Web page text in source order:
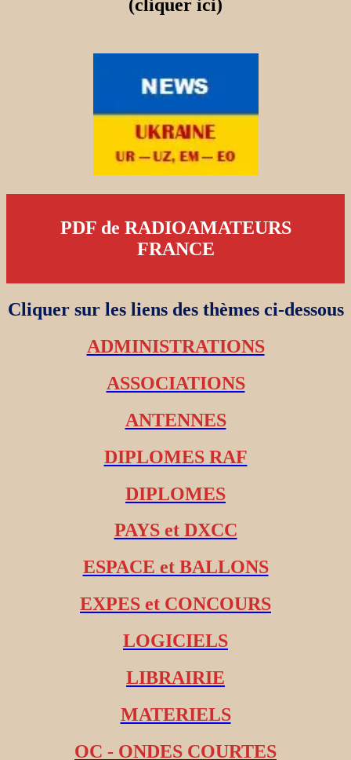
(cliquer ici)
PDF de RADIOAMATEURS
FRANCE
Cliquer sur les liens des thèmes ci-dessous
ADMINISTRATIONS
ASSOCIATIONS
ANTENNES
DIPLOMES RAF
DIPLOMES
PAYS et DXCC
ESPACE et BALLONS
EXPES et CONCOURS
LOGICIELS
LIBRAIRIE
MATERIELS
OC - ONDES COURTES